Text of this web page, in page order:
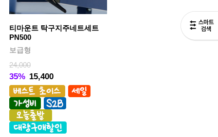
티마운트 탁구지주네트세트
PN500
보급형
24,000
35% 15,400